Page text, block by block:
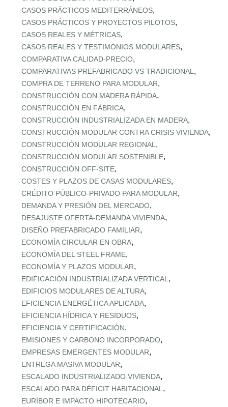
CASOS PRÁCTICOS MEDITERRÁNEOS,
CASOS PRÁCTICOS Y PROYECTOS PILOTOS,
CASOS REALES Y MÉTRICAS,
CASOS REALES Y TESTIMONIOS MODULARES,
COMPARATIVA CALIDAD‑PRECIO,
COMPARATIVAS PREFABRICADO VS TRADICIONAL ,
COMPRA DE TERRENO PARA MODULAR,
CONSTRUCCIÓN CON MADERA RÁPIDA,
CONSTRUCCIÓN EN FÁBRICA,
CONSTRUCCIÓN INDUSTRIALIZADA EN MADERA,
CONSTRUCCIÓN MODULAR CONTRA CRISIS VIVIENDA,
CONSTRUCCIÓN MODULAR REGIONAL ,
CONSTRUCCIÓN MODULAR SOSTENIBLE,
CONSTRUCCIÓN OFF‑SITE,
COSTES Y PLAZOS DE CASAS MODULARES,
CRÉDITO PÚBLICO‑PRIVADO PARA MODULAR,
DEMANDA Y PRESIÓN DEL MERCADO,
DESAJUSTE OFERTA‑DEMANDA VIVIENDA,
DISEÑO PREFABRICADO FAMILIAR,
ECONOMÍA CIRCULAR EN OBRA,
ECONOMÍA DEL STEEL FRAME,
ECONOMÍA Y PLAZOS MODULAR,
EDIFICACIÓN INDUSTRIALIZADA VERTICAL ,
EDIFICIOS MODULARES DE ALTURA,
EFICIENCIA ENERGÉTICA APLICADA,
EFICIENCIA HÍDRICA Y RESIDUOS,
EFICIENCIA Y CERTIFICACIÓN,
EMISIONES Y CARBONO INCORPORADO,
EMPRESAS EMERGENTES MODULAR,
ENTREGA MASIVA MODULAR,
ESCALADO INDUSTRIALIZADO VIVIENDA,
ESCALADO PARA DÉFICIT HABITACIONAL ,
EURÍBOR E IMPACTO HIPOTECARIO,